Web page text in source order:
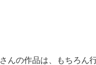
さんの作品は、もちろん